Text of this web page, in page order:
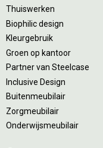
Thuiswerken
Biophilic design
Kleurgebruik
Groen op kantoor
Partner van Steelcase
Inclusive Design
Buitenmeubilair
Zorgmeubilair
Onderwijsmeubilair